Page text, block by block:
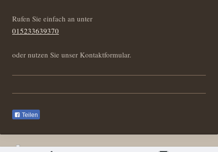
Rufen Sie einfach an unter
015233639370
oder nutzen Sie unser Kontaktformular.
Teilen
Druckversion| Sitemap Login